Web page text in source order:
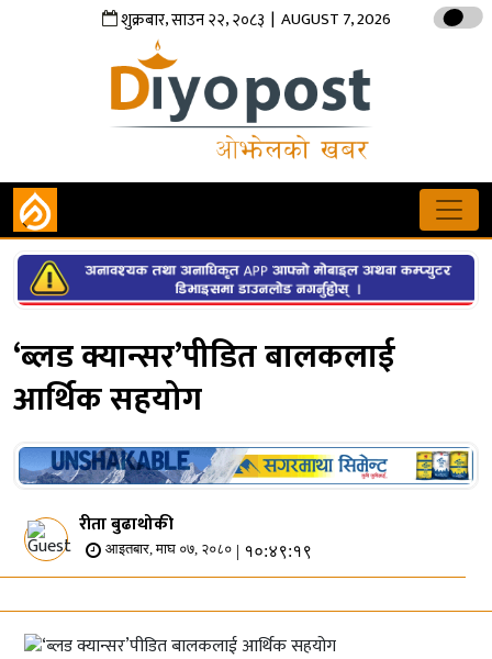
शुक्रबार,साउन२२,२०८३ | AUGUST 7, 2026
‘ब्लड क्यान्सर’पीडित बालकलाई
आर्थिक सहयोग
रीता बुढाथोकी
आइतबार, माघ ०७, २०८० | १०:४९:१९